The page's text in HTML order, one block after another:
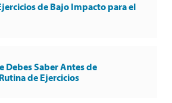
de Bajo Impacto para el
Debes Saber Antes de
de Ejercicios